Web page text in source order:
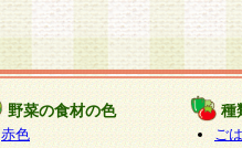
野菜の食材の色
赤色
種
ご